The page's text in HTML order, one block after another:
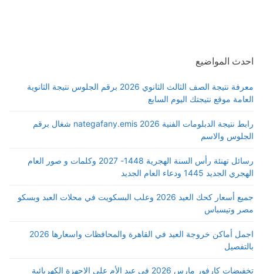
احدث المواضيع
معرفة نتيجة الصف الثالث الثانوي 2026 برقم الجلوس نتيجة الثانوية
العامة موقع نتيجتك اليوم السابع
رابط نتيجة الدبلومات الفنية 2026 nategafany.emis شغال برقم
الجلوس والاسم
رسائل تهنئة رأس السنة الهجرية 1448- 2027 وكلمات و صور العام
الهجري الجديد 1445 ودعاء العام الجديد
جميع أسعار كحك العيد 2026 وعلب البسكويت في محلات العبد وبسكو
مصر وتيسباس
اجمل أماكن خروجة العيد في القاهرة والمحافظات واسعارها 2026
بالتفصيل
تخفيضات كارفور مارس 2026 في عيد الأم علي الاجهزة الكهربائية